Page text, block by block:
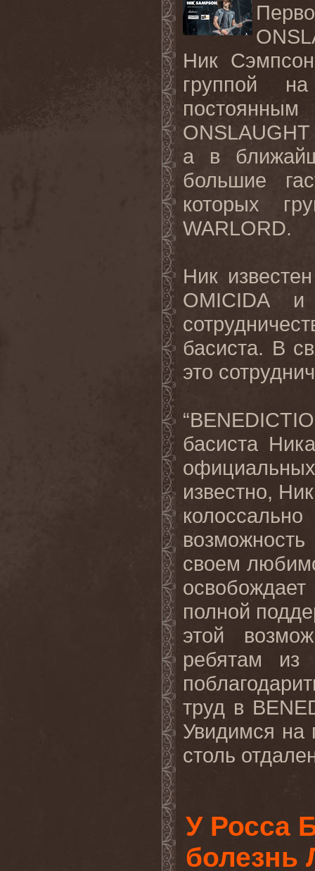
Ник
группой
а в
большие
которых
WARLORD.
Ник
OMICIDA
басиста. В
это
басиста
известно,
своем
полной
этой
ребятам из
труд в
Увидимся на
столь
У Росса
болезнь